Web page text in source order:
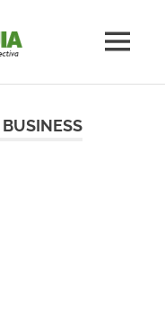
Central
Unitaria
MENÚ
BUSINESS